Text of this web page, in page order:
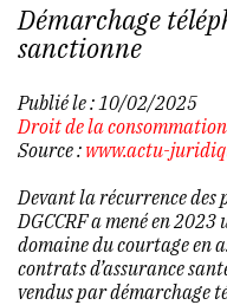
Démarchage
sanctionne
Publié le : 10/02/2025
Droit de la consommation
Source : www.actu-
Devant la récurrence des
DGCCRF a mené en
domaine du courtage en
contrats d’assurance
vendus par démarchage